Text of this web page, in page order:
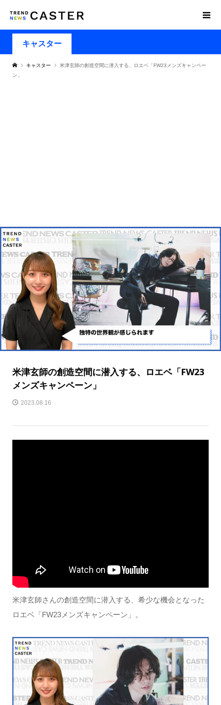
キャスター
キャスター
米津玄師の創造空間に潜入する、ロエベ「FW23メンズキャンペー
ン」
米津玄師の創造空間に潜入する、ロエベ「FW23
メンズキャンペーン」
2023.08.16
米津玄師さんの創造空間に潜入する、希少な機会となった
ロエベ「FW23メンズキャンペーン」。